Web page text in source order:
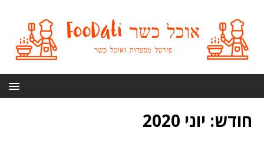
חודש: יוני 2020